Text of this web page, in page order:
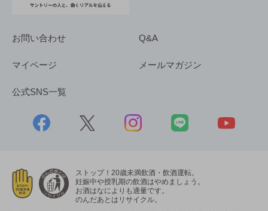
お問い合わせ Q&A
マイページ メールマガジン
公式SNS一覧
ストップ！20歳未満飲酒・飲酒運転。
妊娠中や授乳期の飲酒はやめましょう。
お酒はなによりも適量です。
のんだあとはリサイクル。